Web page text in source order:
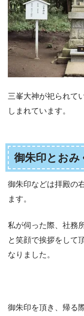
三峯大神が祀られて
しまれています。
御朱印とおみ
御朱印などは拝殿の
ます。
私が伺った際、社務
と笑顔で挨拶をして
なりました。
御朱印を頂き、帰る